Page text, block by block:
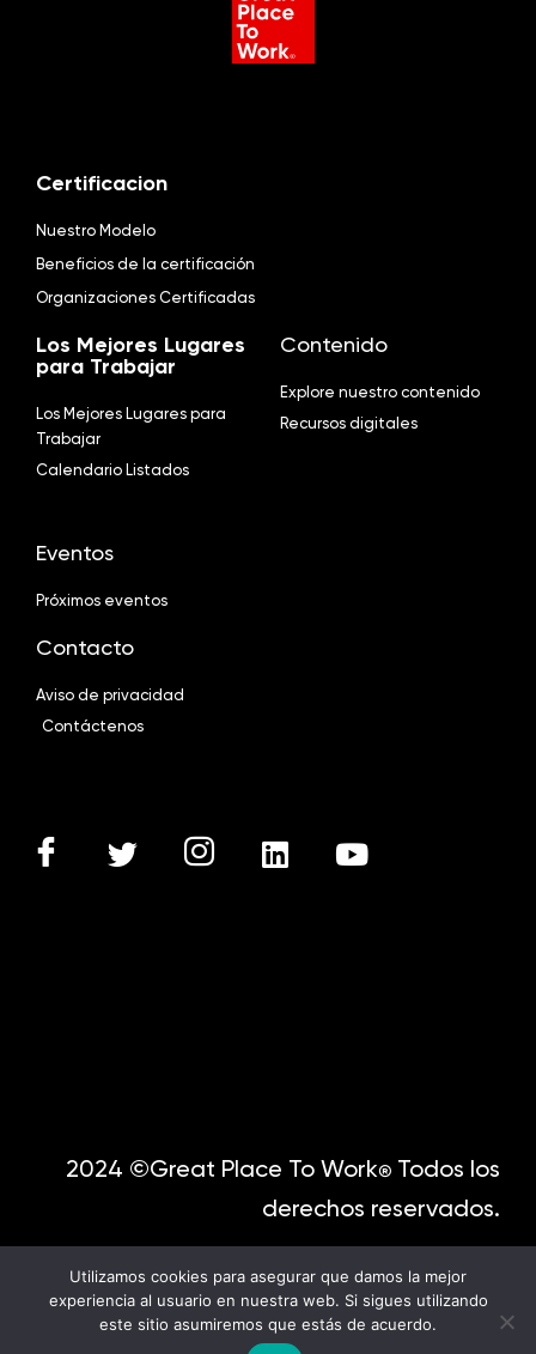
Certificacion
Nuestro Modelo
Beneficios de la certificación
Organizaciones Certificadas
Los Mejores Lugares
para Trabajar
Los Mejores Lugares para
Trabajar
Calendario Listados
Contenido
Explore nuestro contenido
Recursos digitales
Eventos
Próximos eventos
Contacto
Aviso de privacidad
Contáctenos
2024 ©Great Place To Work® Todos los
derechos reservados.
English
Utilizamos cookies para asegurar que damos la mejor
experiencia al usuario en nuestra web. Si sigues utilizando
este sitio asumiremos que estás de acuerdo.